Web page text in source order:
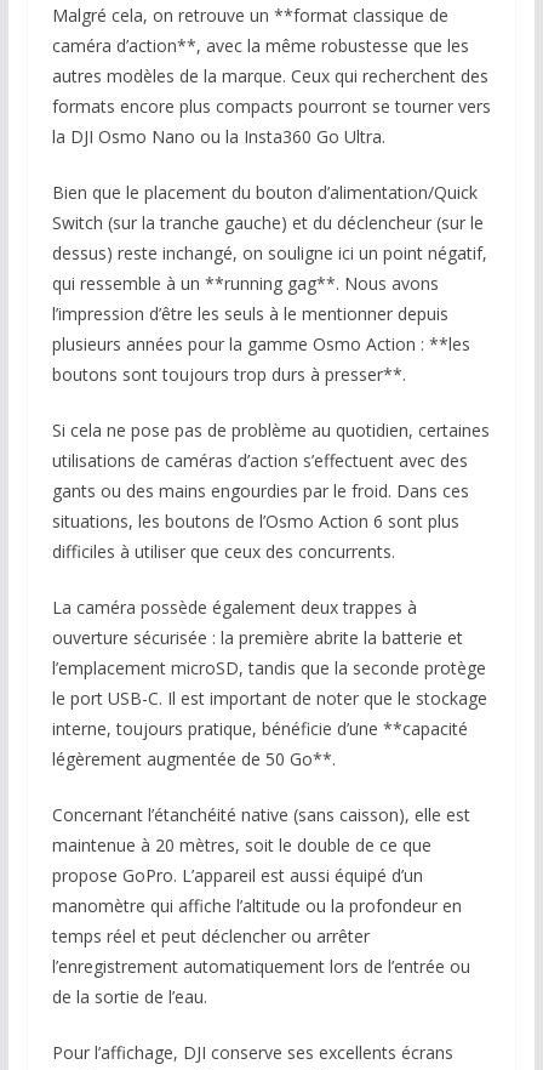
Malgré cela, on retrouve un **format classique de
caméra d’action**, avec la même robustesse que les
autres modèles de la marque. Ceux qui recherchent des
formats encore plus compacts pourront se tourner vers
la DJI Osmo Nano ou la Insta360 Go Ultra.
Bien que le placement du bouton d’alimentation/Quick
Switch (sur la tranche gauche) et du déclencheur (sur le
dessus) reste inchangé, on souligne ici un point négatif,
qui ressemble à un **running gag**. Nous avons
l’impression d’être les seuls à le mentionner depuis
plusieurs années pour la gamme Osmo Action : **les
boutons sont toujours trop durs à presser**.
Si cela ne pose pas de problème au quotidien, certaines
utilisations de caméras d’action s’effectuent avec des
gants ou des mains engourdies par le froid. Dans ces
situations, les boutons de l’Osmo Action 6 sont plus
difficiles à utiliser que ceux des concurrents.
La caméra possède également deux trappes à
ouverture sécurisée : la première abrite la batterie et
l’emplacement microSD, tandis que la seconde protège
le port USB-C. Il est important de noter que le stockage
interne, toujours pratique, bénéficie d’une **capacité
légèrement augmentée de 50 Go**.
Concernant l’étanchéité native (sans caisson), elle est
maintenue à 20 mètres, soit le double de ce que
propose GoPro. L’appareil est aussi équipé d’un
manomètre qui affiche l’altitude ou la profondeur en
temps réel et peut déclencher ou arrêter
l’enregistrement automatiquement lors de l’entrée ou
de la sortie de l’eau.
Pour l’affichage, DJI conserve ses excellents écrans